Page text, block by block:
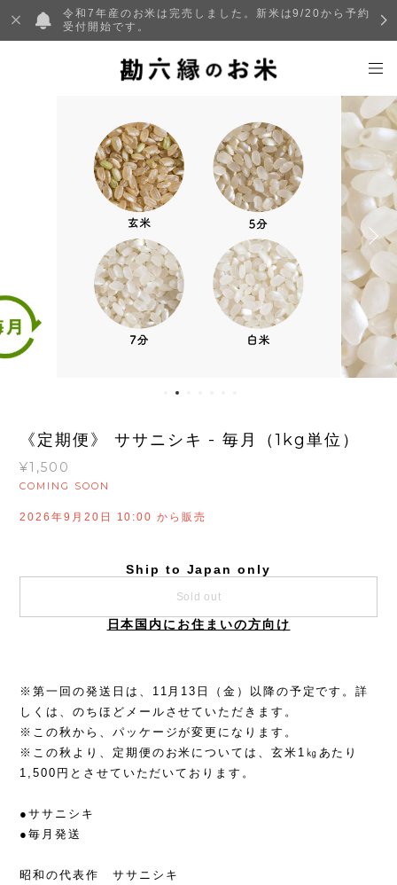
令和7年産のお米は完売しました。新米は9/20から予約
受付開始です。
《定期便》 ササニシキ - 毎月（1kg単位）
¥1,500
COMING SOON
2026年9月20日 10:00 から販売
Ship to Japan only
Sold out
日本国内にお住まいの方向け
※第一回の発送日は、11月13日（金）以降の予定です。詳
しくは、のちほどメールさせていただきます。
※この秋から、パッケージが変更になります。
※この秋より、定期便のお米については、玄米1㎏あたり
1,500円とさせていただいております。
●ササニシキ
●毎月発送
昭和の代表作 ササニシキ